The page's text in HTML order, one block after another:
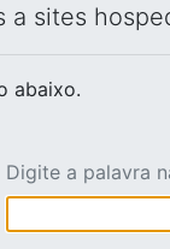
sites
abaixo.
Digite a palavra